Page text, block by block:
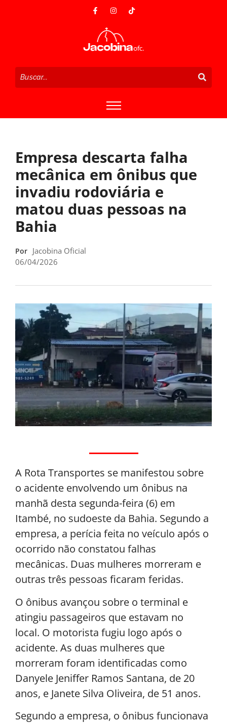
Empresa descarta falha
mecânica em ônibus que
invadiu rodoviária e
matou duas pessoas na
Bahia
Por Jacobina Oficial
06/04/2026
A Rota Transportes se manifestou sobre
o acidente envolvendo um ônibus na
manhã desta segunda-feira (6) em
Itambé, no sudoeste da Bahia. Segundo a
empresa, a perícia feita no veículo após o
ocorrido não constatou falhas
mecânicas. Duas mulheres morreram e
outras três pessoas ficaram feridas.
O ônibus avançou sobre o terminal e
atingiu passageiros que estavam no
local. O motorista fugiu logo após o
acidente. As duas mulheres que
morreram foram identificadas como
Danyele Jeniffer Ramos Santana, de 20
anos, e Janete Silva Oliveira, de 51 anos.
Segundo a empresa, o ônibus funcionava